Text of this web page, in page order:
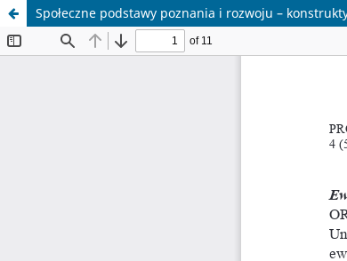
Społeczne podstawy poznania i rozwoju –